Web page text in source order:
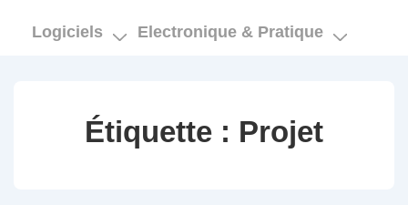
Logiciels Electronique & Pratique
Étiquette : Projet